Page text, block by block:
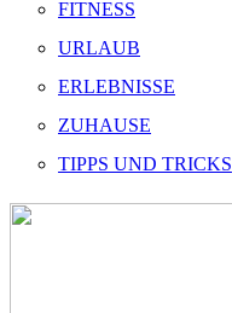
FITNESS
URLAUB
ERLEBNISSE
ZUHAUSE
TIPPS UND TRICKS